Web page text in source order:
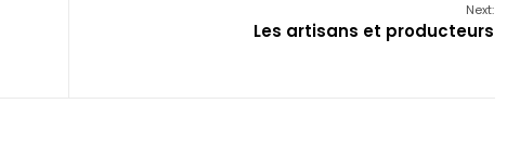
Next:
Les artisans et producteurs